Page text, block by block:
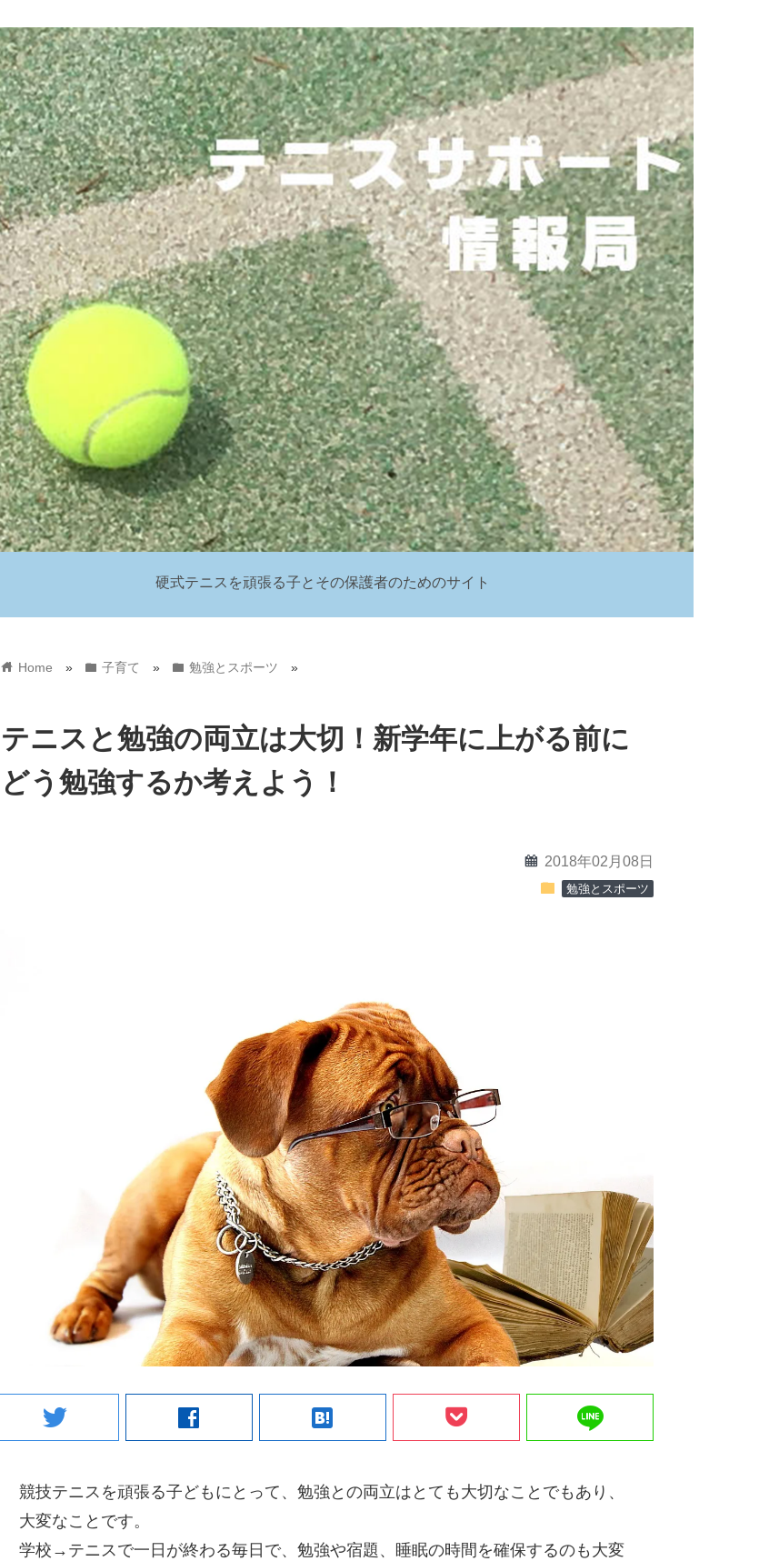
硬式テニスを頑張る子とその保護者のためのサイト
home Home » folder 子育て » folder 勉強とスポーツ »
テニスと勉強の両立は大切！新学年に上がる前に
どう勉強するか考えよう！
calendar 2018年02月08日
folder 勉強とスポーツ
twitter facebook hatenabookmark line
競技テニスを頑張る子どもにとって、勉強との両立はとても大切なことでもあり、
大変なことです。
学校→テニスで一日が終わる毎日で、勉強や宿題、睡眠の時間を確保するのも大変